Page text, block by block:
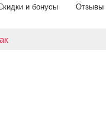
и бонусы Отзывы